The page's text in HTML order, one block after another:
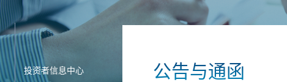
投资者信息中心 公告与通函